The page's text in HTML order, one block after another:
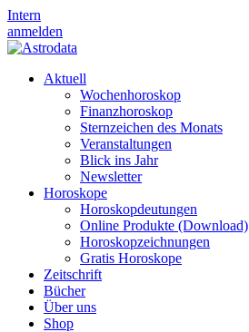
Intern
anmelden
Aktuell
Wochenhoroskop
Finanzhoroskop
Sternzeichen des Monats
Veranstaltungen
Blick ins Jahr
Newsletter
Horoskope
Horoskopdeutungen
Online Produkte (Download)
Horoskopzeichnungen
Gratis Horoskope
Zeitschrift
Bücher
Über uns
Shop